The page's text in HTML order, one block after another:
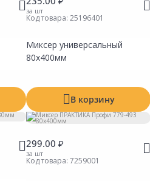
за шт
Код товара: 25196401
Миксер универсальный
80х400мм
В корзину
299.00 ₽
за шт
Код товара: 7259001